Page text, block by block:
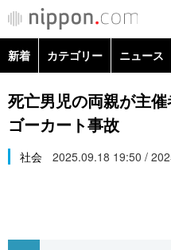
カテゴリー
経済・ビジネス
トップ
In-depth
新着 カテゴリー ニュース
政治・外交
経済・ビジネス
死亡男児の両親が主
ゴーカート事故
社会 2025.09.18 19:50 /